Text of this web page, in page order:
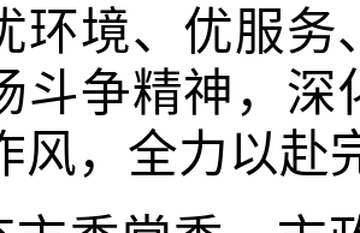
环境、优服务
斗争精神，
风，全力以赴